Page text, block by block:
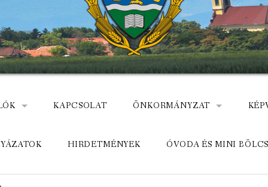
HEVES MEGYÉBEN, MEZÕTÁRKÁNYON
KAPCSOLAT ÖNKORMÁNYZAT
KÖZADATKERESŐ
HIRDETMÉNYEK ÓVODA ÉS MINI